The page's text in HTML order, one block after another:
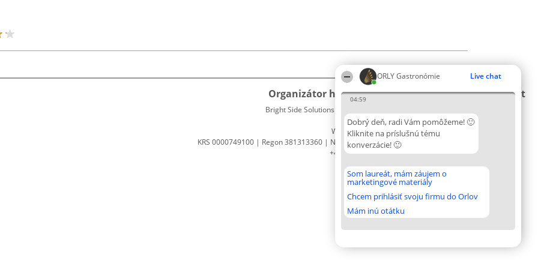
ORLY Gastronómie Live chat
04:59
Dobrý deň, radi Vám pomôžeme! 🙂
Kliknite na príslušnú tému
konverzácie! 🙂
Som laureát, mám záujem o
marketingové materiály
Chcem prihlásiť svoju firmu do Orlov
Mám inú otátku
Organizátor hodnotenia
Bright Side Solutions sp. z o. o. sp. k.
ul. Ruska 22
Wrocław 50-079
KRS 0000749100 | Regon 381313360 | NIP 8943132676
+48 508 492 400
Hodnotenie
Lista
wszystkich
Podmienky
podmienky
Zásady
ochrany
údajov
Kontakt